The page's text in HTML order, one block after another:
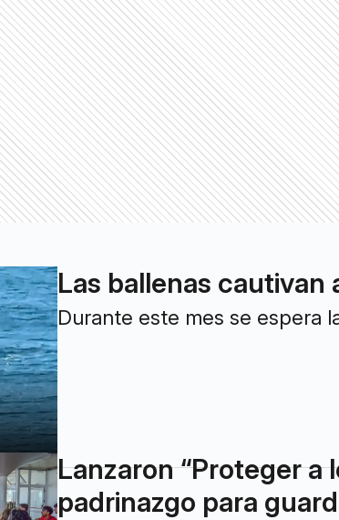
Las ballenas cautivan
Durante este mes se espera
Lanzaron “Proteger a
padrinazgo para